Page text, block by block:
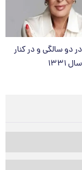
دو سالگی و در کنار
۱۳۳۱